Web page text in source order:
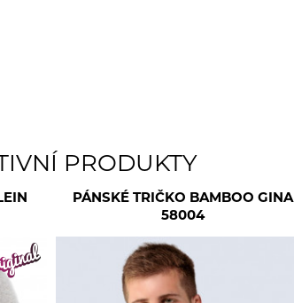
PRODUKTY
PÁNSKÉ TRIČKO BAMBOO GINA
58004